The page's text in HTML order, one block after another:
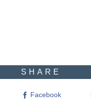
Facebook